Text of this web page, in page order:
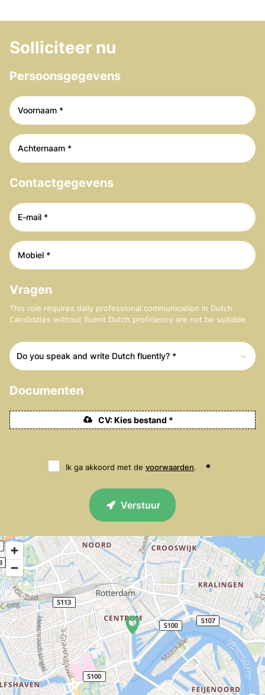
Solliciteer nu
Persoonsgegevens
Contactgegevens
Vragen
This role requires daily professional communication in Dutch.
Candidates without fluent Dutch proficiency are not be suitable.
Do you speak and write Dutch fluently? *
Documenten
CV: Kies bestand *
Ik ga akkoord met de voorwaarden.
Verstuur